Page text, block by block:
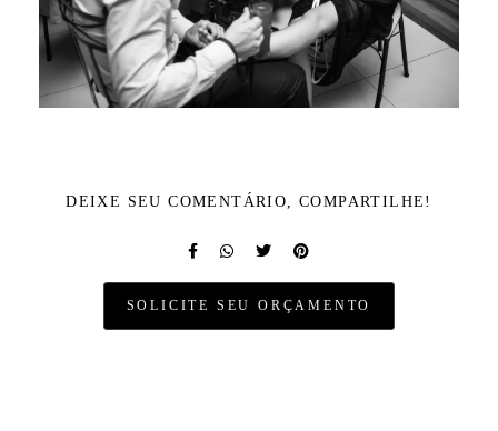
DEIXE SEU COMENTÁRIO, COMPARTILHE!
SOLICITE SEU ORÇAMENTO